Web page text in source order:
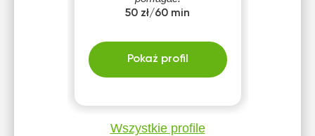
50 zł/60 min
Pokaż profil
Wszystkie profile